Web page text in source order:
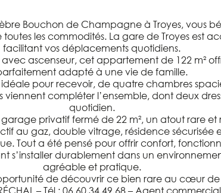
Bouchon de Champagne à Troyes, vous
les commodités. La gare de Troyes est
facilitant vos déplacements quotidiens.
avec ascenseur, cet appartement de 122 m²
adapté à une vie de famille.
pour recevoir, de quatre chambres
viennent compléter l’ensemble, dont deux
quotidien.
privatif fermé de 22 m², un atout rare
au gaz, double vitrage, résidence sécurisée
Tout a été pensé pour offrir confort,
s’installer durablement dans un
agréable et pratique.
de découvrir ce bien rare au cœur
– Tél : 06.60.34.49.68 – Agent